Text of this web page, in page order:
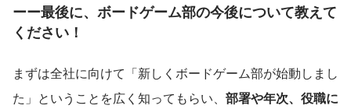
ーー最後に、ボードゲーム部の今後について教えて
ください！
まずは全社に向けて「新しくボードゲーム部が始動しまし
た」ということを広く知ってもらい、 部署や年次、役職に